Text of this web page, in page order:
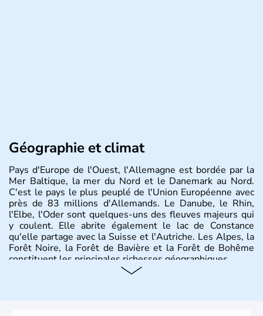
Géographie et climat
Pays d'Europe de l'Ouest, l'Allemagne est bordée par la
Mer Baltique, la mer du Nord et le Danemark au Nord.
C'est le pays le plus peuplé de l'Union Européenne avec
près de 83 millions d'Allemands. Le Danube, le Rhin,
l'Elbe, l'Oder sont quelques-uns des fleuves majeurs qui
y coulent. Elle abrite également le lac de Constance
qu'elle partage avec la Suisse et l'Autriche. Les Alpes, la
Forêt Noire, la Forêt de Bavière et la Forêt de Bohême
constituent les principales richesses géographiques.